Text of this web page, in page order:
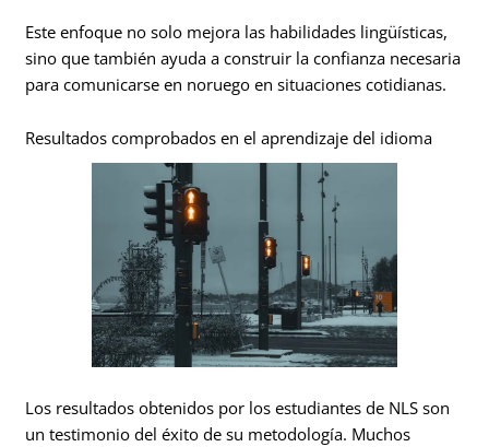
Este enfoque no solo mejora las habilidades lingüísticas,
sino que también ayuda a construir la confianza necesaria
para comunicarse en noruego en situaciones cotidianas.
Resultados comprobados en el aprendizaje del idioma
Los resultados obtenidos por los estudiantes de NLS son
un testimonio del éxito de su metodología. Muchos